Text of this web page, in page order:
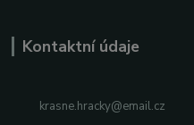
Kontaktní údaje
krasne.hracky@email.cz